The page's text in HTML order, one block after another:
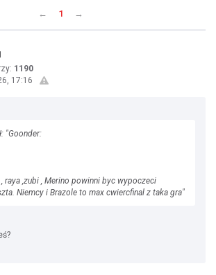
← 1 →
1190
17:16
"Goonder:
raya ,zubi , Merino powinni byc wypoczeci
Niemcy i Brazole to max cwiercfinal z taka gra"